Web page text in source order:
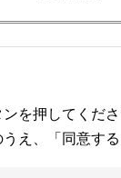
を押してくださ
うえ、「同意す